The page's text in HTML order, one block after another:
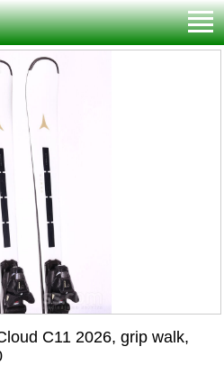
C11 2026, grip walk,